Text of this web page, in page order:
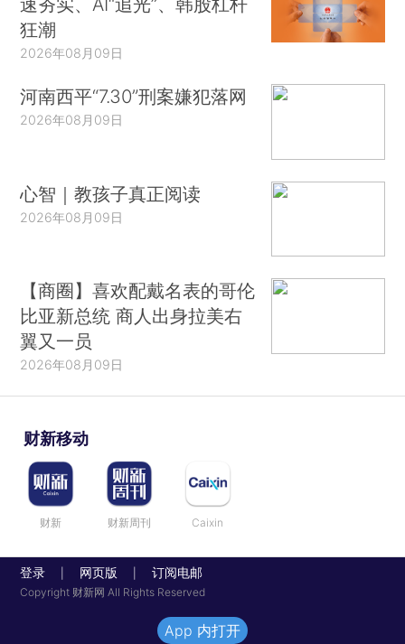
狂潮
2026年08月09日
河南西平“7.30”刑案嫌犯落网
2026年08月09日
心智｜教孩子真正阅读
2026年08月09日
【商圈】喜欢配戴名表的哥伦
比亚新总统 商人出身拉美右
翼又一员
2026年08月09日
财新移动
财新 财新周刊 Caixin
登录 网页版 订阅电邮
Copyright 财新网 All Rights Reserved
App 内打开